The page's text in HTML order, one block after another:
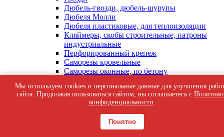
Дюбель-гвозди, дюбель-шурупы
Дюбеля Молли
Дюбеля пластиковые, для теплоизоляции
Кляймеры, скобы строительные, патроны
индустриальные
Перфорированный крепеж
Саморезы кровельные
Саморезы оконные, по бетону
Саморезы черные
Такелаж
Тросы, цепи
Шурупы жёлтые универсальные
Шурупы с шестигранной головкой, с
Мы используем cookies и персональные данные для улучшения
сайта. Продолжая пользоваться сайтом, вы соглашаетесь с
конфиденциальности.
Понятно